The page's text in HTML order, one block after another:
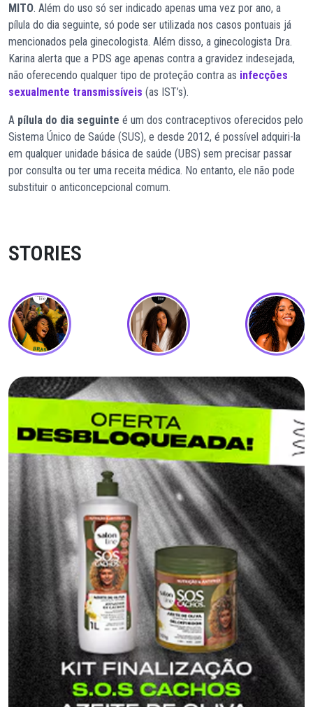
MITO. Além do uso só ser indicado apenas uma vez por ano, a
pílula do dia seguinte, só pode ser utilizada nos casos pontuais já
mencionados pela ginecologista. Além disso, a ginecologista Dra.
Karina alerta que a PDS age apenas contra a gravidez indesejada,
não oferecendo qualquer tipo de proteção contra as infecções
sexualmente transmissíveis (as IST’s).
A pílula do dia seguinte é um dos contraceptivos oferecidos pelo
Sistema Único de Saúde (SUS), e desde 2012, é possível adquiri-la
em qualquer unidade básica de saúde (UBS) sem precisar passar
por consulta ou ter uma receita médica. No entanto, ele não pode
substituir o anticoncepcional comum.
STORIES